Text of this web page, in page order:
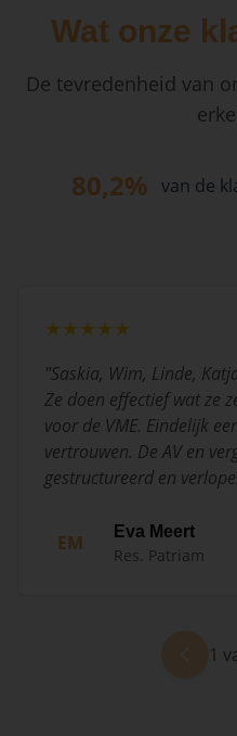
Wat onze
De tevredenheid van
80,2% van de
★★★★★
"Saskia, Wim, Linde,
Ze doen effectief wat ze
voor de VME. Eindelijk
vertrouwen. De AV en
gestructureerd en
EM Eva Meert
Res. Patriam
1